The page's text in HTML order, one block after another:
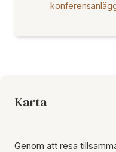
Genom att resa
Karta